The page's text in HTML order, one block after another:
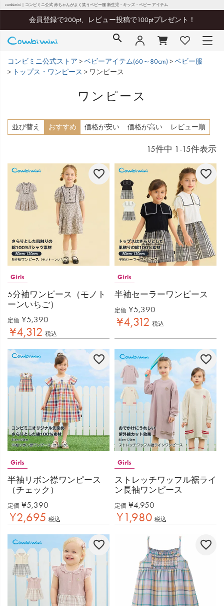
combimini｜コンビミニ公式 赤ちゃんがよく笑うベビー服 新生児・キッズ・ベビー アイテム
会員登録で200pt、レビュー投稿で100ptプレゼント！
コンビミニ公式ストア ベビーアイテム(60～80cm)
ベビー服
トップス・ワンピース
ワンピース
ワンピース
並び替え おすすめ 価格が安い 価格が高い レビュー順
15件中 1 -15件表示
Girls
5分袖ワンピース（モノト
ーンいちご）
定価 ¥5,390
¥4,312 税込
Girls
半袖セーラーワンピース
定価 ¥5,390
¥4,312 税込
Girls
半袖リボン襟ワンピース
（チェック）
定価 ¥5,390
¥2,695 税込
Girls
ストレッチワッフル裾ライ
ン長袖ワンピース
定価 ¥4,950
¥1,980 税込